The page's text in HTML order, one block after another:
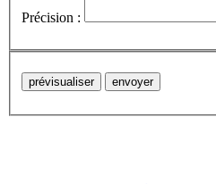
Précision :